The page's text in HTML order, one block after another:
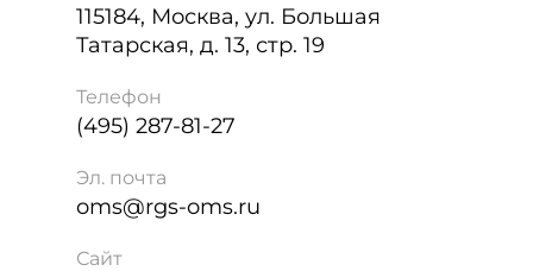
115184, Москва, ул. Большая
Татарская, д. 13, стр. 19
Телефон
(495) 287-81-27
Эл. почта
oms@rgs-oms.ru
Сайт